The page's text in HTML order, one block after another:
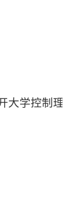
大学控制理